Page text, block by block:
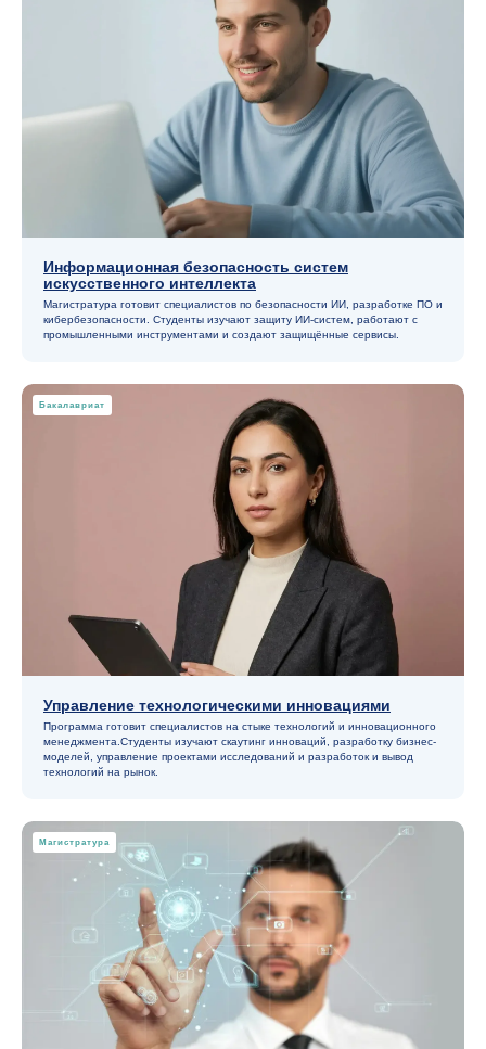
Информационная безопасность систем
искусственного интеллекта
Магистратура готовит специалистов по безопасности ИИ, разработке ПО и
кибербезопасности. Студенты изучают защиту ИИ-систем, работают с
промышленными инструментами и создают защищённые сервисы.
Бакалавриат
Управление технологическими инновациями
Программа готовит специалистов на стыке технологий и инновационного
менеджмента.Студенты изучают скаутинг инноваций, разработку бизнес-
моделей, управление проектами исследований и разработок и вывод
технологий на рынок.
Магистратура
Как не сдаваться на пути
предпринимательства / Студенты Вышки
Онлайн об учебе и жизни
Как вместить учебу между работой, хобби
и детьми / Студенты Вышки Онлайн об учебе
от первых шагов до профессиональных вершин,
а также кейсы наших студентов. Актуальные
направления обучения: маркетинг, менеджмент, ИИ,
урбанистика, педагогика, дизайн, IT, право
Смотреть все
материалы
Материалы об ИИ, технологиях и маркетинге
Наши статьи
в блоге